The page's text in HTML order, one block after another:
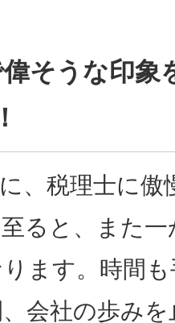
そうな印象
、税理士に傲
ると、また
ます。時間
会社の歩み